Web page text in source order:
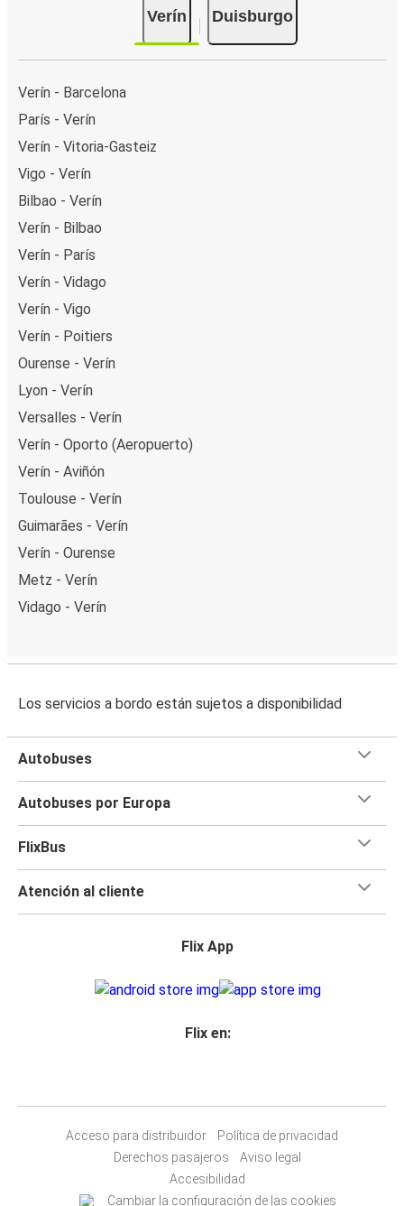
Verín Duisburgo
Verín - Barcelona
París - Verín
Verín - Vitoria-Gasteiz
Vigo - Verín
Bilbao - Verín
Verín - Bilbao
Verín - París
Verín - Vidago
Verín - Vigo
Verín - Poitiers
Ourense - Verín
Lyon - Verín
Versalles - Verín
Verín - Oporto (Aeropuerto)
Verín - Aviñón
Toulouse - Verín
Guimarães - Verín
Verín - Ourense
Metz - Verín
Vidago - Verín
Los servicios a bordo están sujetos a disponibilidad
Autobuses
Autobuses por Europa
FlixBus
Atención al cliente
Flix App
Flix en:
Acceso para distribuidor
Política de privacidad
Derechos pasajeros
Aviso legal
Accesibilidad
Cambiar la configuración de las cookies